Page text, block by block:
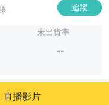
追蹤
未出貨率
--
直播影片